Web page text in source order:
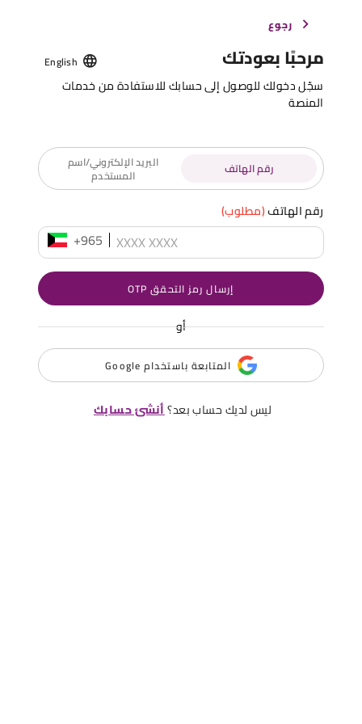
رجوع
مرحبًا بعودتك English
سجّل دخولك للوصول إلى حسابك للاستفادة من خدمات
المنصة
رقم الهاتف البريد الإلكتروني/اسم
المستخدم
رقم الهاتف(مطلوب)
+965
إرسال رمز التحقق OTP
أو
المتابعة باستخدام Google
ليس لديك حساب بعد؟أنشئ حسابك